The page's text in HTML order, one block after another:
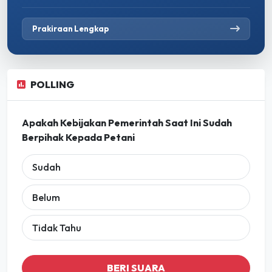
Prakiraan Lengkap
POLLING
Apakah Kebijakan Pemerintah Saat Ini Sudah
Berpihak Kepada Petani
Sudah
Belum
Tidak Tahu
BERI SUARA